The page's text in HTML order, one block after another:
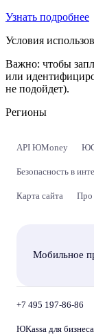
Узнать подробнее
Условия
Важно: чтобы
или
не подойдет).
Регионы
API ЮMoney
Безопасность в
Карта сайта Про
Мобильное
+7 495 197-86-86
ЮKassa для бизнеса